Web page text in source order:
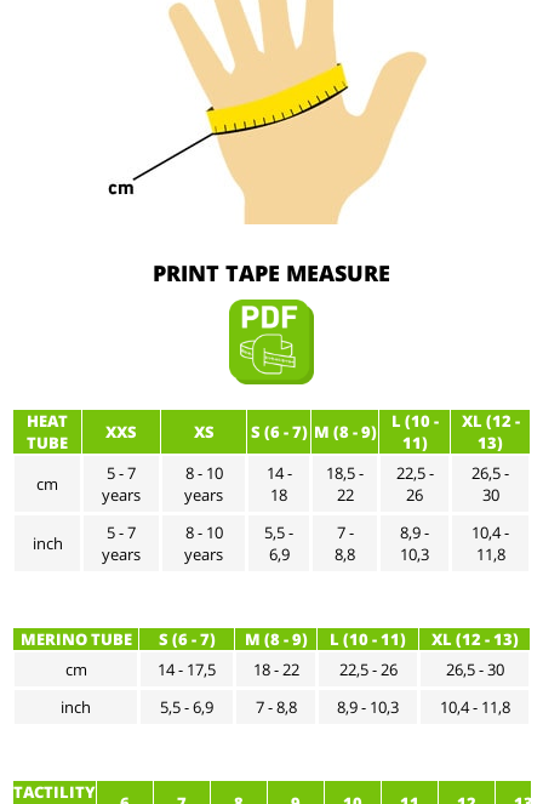
PRINT TAPE MEASURE
HEAT
TUBE
XXS XS S (6 - 7) M (8 - 9)
L (10 -
11)
XL (12 -
13)
cm
5 - 7
years
8 - 10
years
14 -
18
18,5 -
22
22,5 -
26
26,5 -
30
inch
5 - 7
years
8 - 10
years
5,5 -
6,9
7 -
8,8
8,9 -
10,3
10,4 -
11,8
MERINO TUBE S (6 - 7) M (8 - 9) L (10 - 11)
XL (12 - 13)
cm
14 - 17,5 18 - 22 22,5 - 26
26,5 - 30
inch
5,5 - 6,9 7 - 8,8 8,9 - 10,3 10,4 - 11,8
TACTILITY